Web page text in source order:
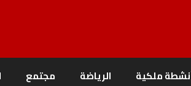
ملكية الرياضة مجتمع